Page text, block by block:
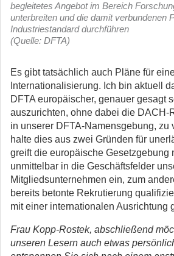
begleitetes Angebot im Bereich
unterbreiten und die damit verbundenen
Industriestandard durchführen
(Quelle: DFTA)
Es gibt tatsächlich auch Pläne für
Internationalisierung. Ich bin aktuell
DFTA europäischer, genauer gesagt
auszurichten, ohne dabei die DACH-
in unserer DFTA-Namensgebung, zu
halte dies aus zwei Gründen für
greift die europäische Gesetzgebung
unmittelbar in die Geschäftsfelder
Mitgliedsunternehmen ein, zum
bereits betonte Rekrutierung
mit einer internationalen Ausrichtung
Frau Kopp-Rostek, abschließend
unseren Lesern auch etwas